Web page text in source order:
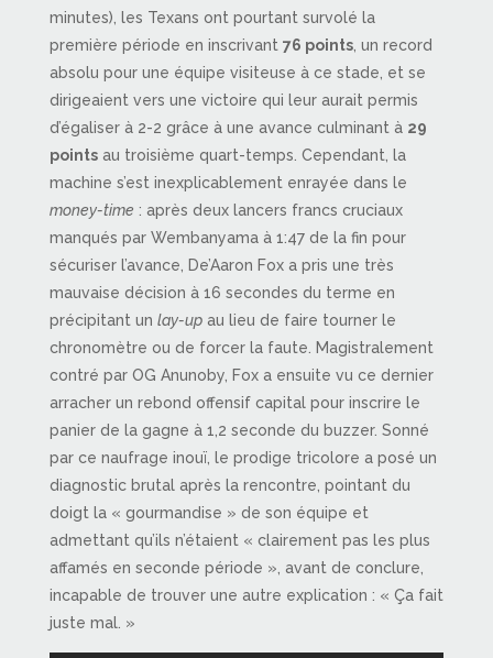
minutes), les Texans ont pourtant survolé la
première période en inscrivant 76 points, un record
absolu pour une équipe visiteuse à ce stade, et se
dirigeaient vers une victoire qui leur aurait permis
d’égaliser à 2-2 grâce à une avance culminant à 29
pointsau troisième quart-temps. Cependant, la
machine s’est inexplicablement enrayée dans le
money-time : après deux lancers francs cruciaux
manqués par Wembanyama à 1:47 de la fin pour
sécuriser l’avance, De’Aaron Fox a pris une très
mauvaise décision à 16 secondes du terme en
précipitant un lay-upau lieu de faire tourner le
chronomètre ou de forcer la faute. Magistralement
contré par OG Anunoby, Fox a ensuite vu ce dernier
arracher un rebond offensif capital pour inscrire le
panier de la gagne à 1,2 seconde du buzzer. Sonné
par ce naufrage inouï, le prodige tricolore a posé un
diagnostic brutal après la rencontre, pointant du
doigt la « gourmandise » de son équipe et
admettant qu’ils n’étaient « clairement pas les plus
affamés en seconde période », avant de conclure,
incapable de trouver une autre explication : « Ça fait
juste mal. »